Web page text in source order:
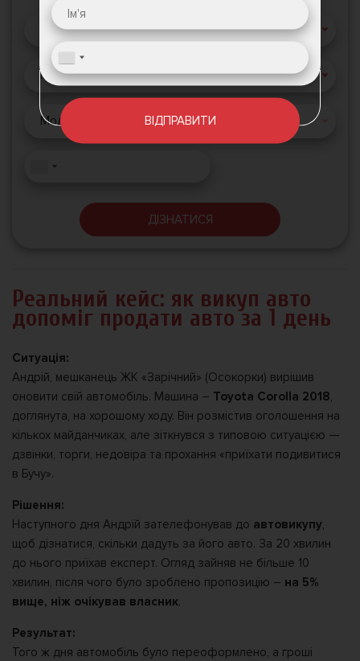
Рік випуску
Марка авто
Модель авто
ДІЗНАТИСЯ
Реальний кейс: як викуп авто
допоміг продати авто за 1 день
Ситуація:
Андрій, мешканець ЖК «Зарічний» (Осокорки) вирішив
оновити свій автомобіль. Машина – Toyota Corolla 2018,
доглянута, на хорошому ходу. Він розмістив оголошення на
кількох майданчиках, але зіткнувся з типовою ситуацією —
дзвінки, торги, недовіра та прохання «приїхати подивитися
в Бучу».
Рішення:
Наступного дня Андрій зателефонував до автовикупу,
щоб дізнатися, скільки дадуть за його авто. За 20 хвилин
до нього приїхав експерт. Огляд зайняв не більше 10
хвилин, після чого було зроблено пропозицію – на 5%
вище, ніж очікував власник.
Результат:
Того ж дня автомобіль було переоформлено, а гроші
ВІДПРАВИТИ